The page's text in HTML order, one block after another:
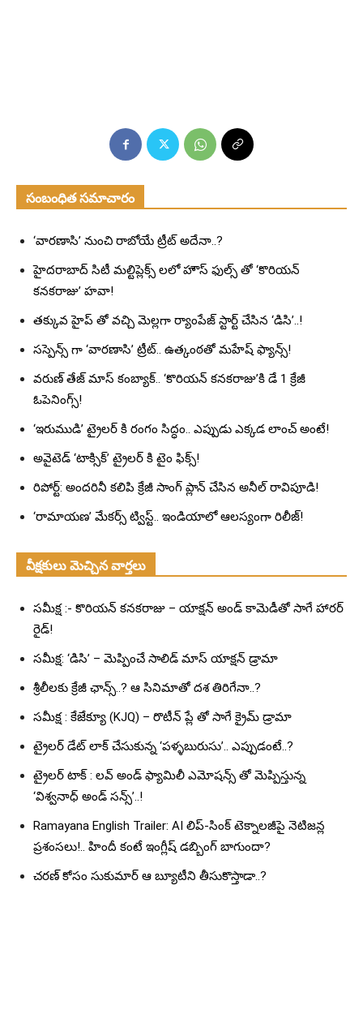
సంబంధిత సమాచారం
‘వారణాసి’ నుంచి రాబోయే ట్రీట్ అదేనా..?
హైదరాబాద్ సిటీ మల్టిప్లెక్స్ లలో హౌస్ ఫుల్స్ తో ‘కొరియన్
కనకరాజు’ హవా!
తక్కువ హైప్ తో వచ్చి మెల్లగా ర్యాంపేజ్ స్టార్ట్ చేసిన ‘డిసి’..!
సస్పెన్స్ గా ‘వారణాసి’ ట్రీట్.. ఉత్కంఠతో మహేష్ ఫ్యాన్స్!
వరుణ్ తేజ్ మాస్ కంబ్యాక్.. ‘కొరియన్ కనకరాజు’కి డే 1 క్రేజీ
ఓపెనింగ్స్!
‘ఇరుముడి’ ట్రైలర్ కి రంగం సిద్ధం.. ఎప్పుడు ఎక్కడ లాంచ్ అంటే!
అవైటెడ్ ‘టాక్సిక్’ ట్రైలర్ కి టైం ఫిక్స్!
రిపోర్ట్: అందరినీ కలిపి క్రేజీ సాంగ్ ప్లాన్ చేసిన అనీల్ రావిపూడి!
‘రామాయణ’ మేకర్స్ ట్విస్ట్.. ఇండియాలో ఆలస్యంగా రిలీజ్!
వీక్షకులు మెచ్చిన వార్తలు
సమీక్ష :- కొరియన్ కనకరాజు – యాక్షన్ అండ్ కామెడీతో సాగే హారర్
రైడ్!
సమీక్ష: ‘డిసి’ – మెప్పించే సాలిడ్ మాస్ యాక్షన్ డ్రామా
శ్రీలీలకు క్రేజీ ఛాన్స్..? ఆ సినిమాతో దశ తిరిగేనా..?
సమీక్ష : కేజేక్యూ (KJQ) – రొటీన్ ప్లే తో సాగే క్రైమ్ డ్రామా
ట్రైలర్ డేట్ లాక్ చేసుకున్న ‘పళ్ళబురుసు’.. ఎప్పుడంటే..?
ట్రైలర్ టాక్ : లవ్ అండ్ ఫ్యామిలీ ఎమోషన్స్ తో మెప్పిస్తున్న
‘విశ్వనాధ్ అండ్ సన్స్’..!
Ramayana English Trailer: AI లిప్-సింక్ టెక్నాలజీపై నెటిజన్ల
ప్రశంసలు!.. హిందీ కంటే ఇంగ్లీష్ డబ్బింగ్ బాగుందా?
చరణ్ కోసం సుకుమార్ ఆ బ్యూటీని తీసుకొస్తాడా..?